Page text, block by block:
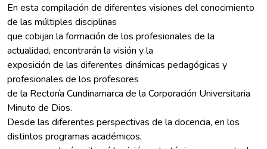
En esta compilación de diferentes visiones del conocimiento
de las múltiples disciplinas
que cobijan la formación de los profesionales de la
actualidad, encontrarán la visión y la
exposición de las diferentes dinámicas pedagógicas y
profesionales de los profesores
de la Rectoría Cundinamarca de la Corporación Universitaria
Minuto de Dios.
Desde las diferentes perspectivas de la docencia, en los
distintos programas académicos,